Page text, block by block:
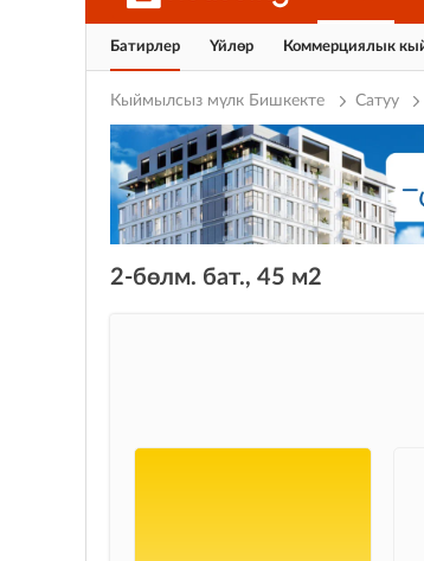
Батирлер Үйлөр Коммерциялык
Кыймылсыз мүлк Бишкекте Сатуу
2-бөлм. бат., 45 м2